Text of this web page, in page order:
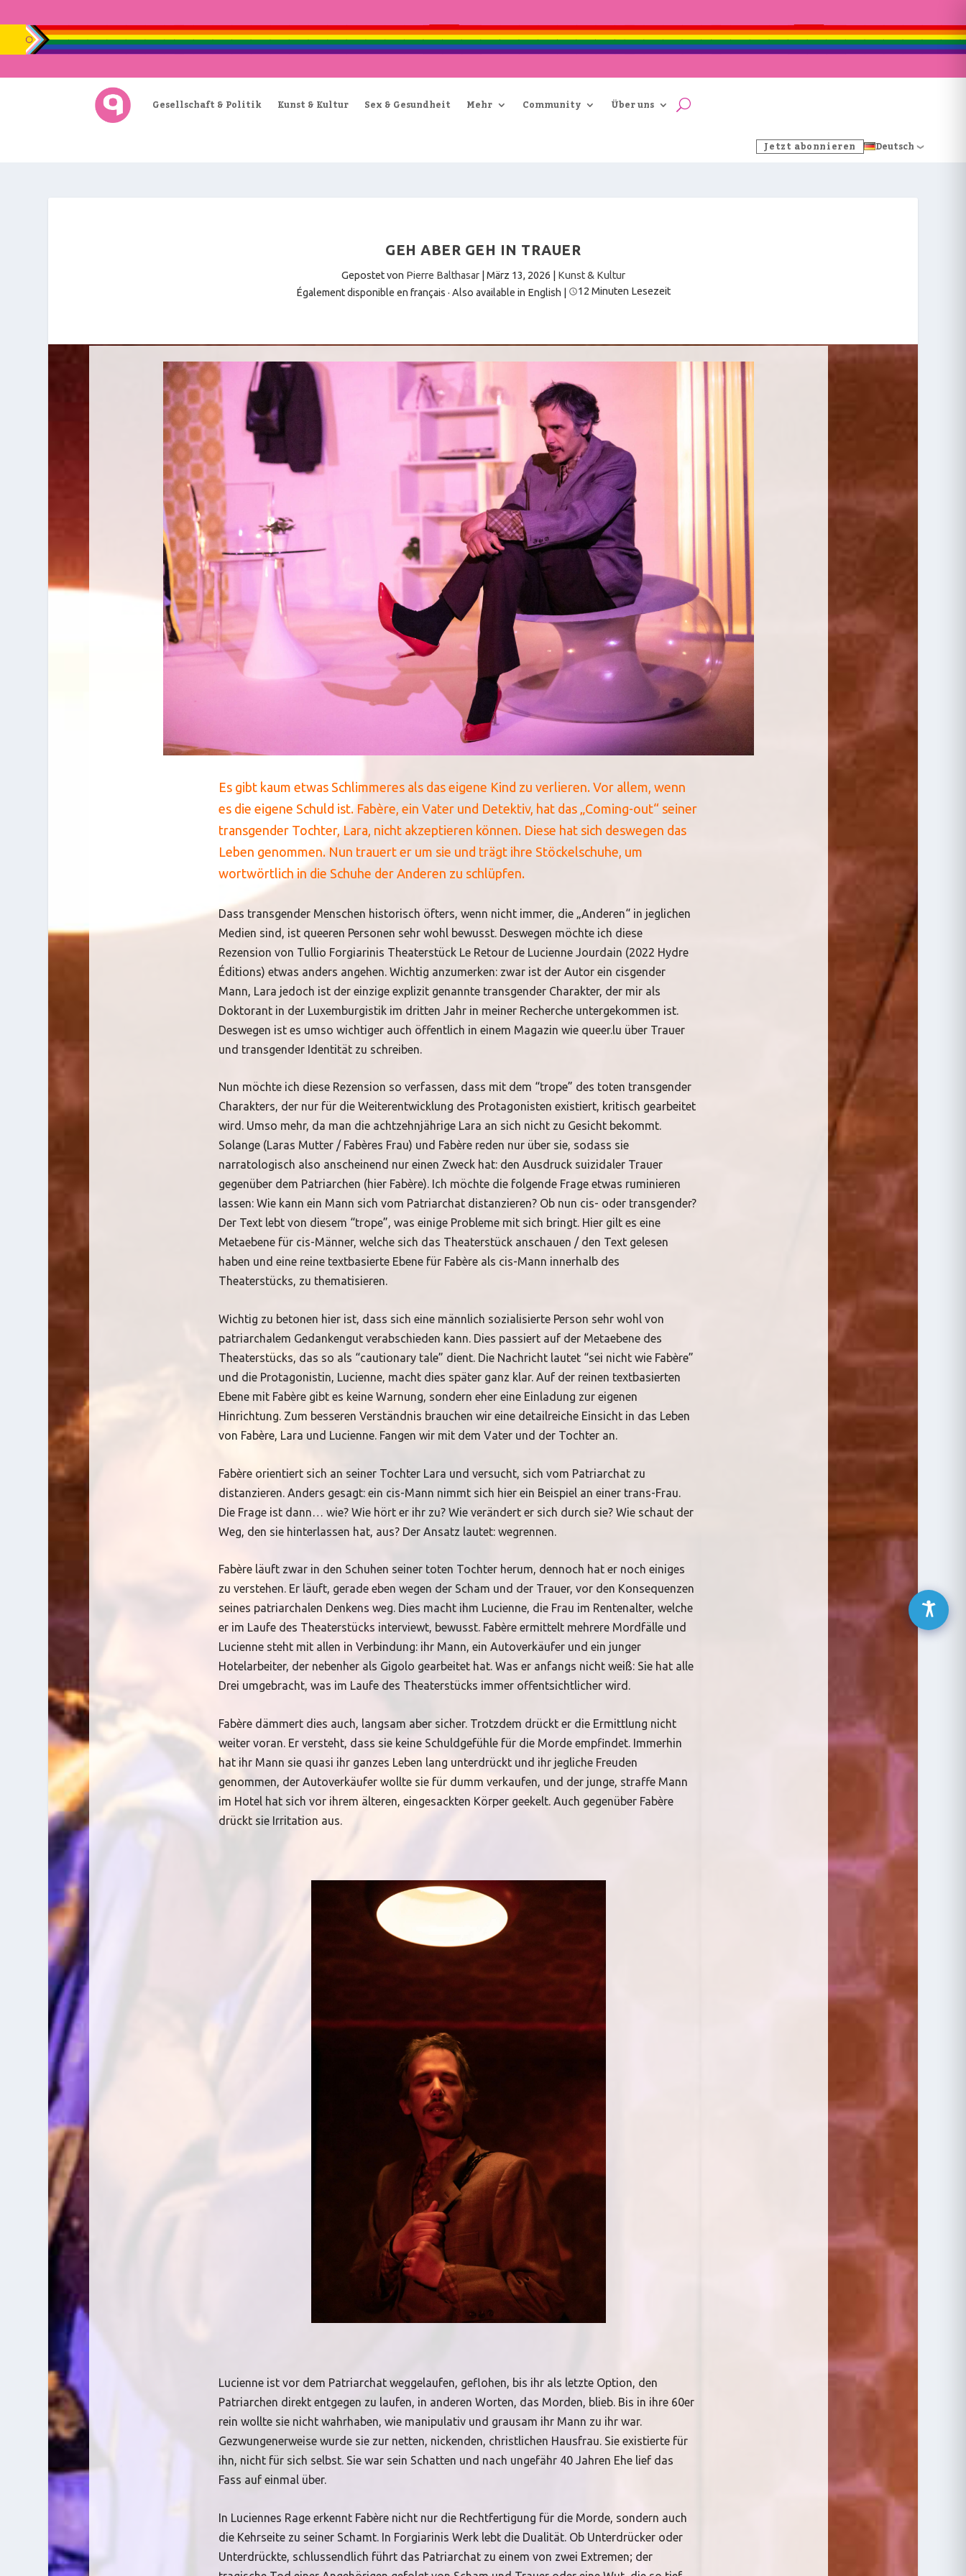
Gesellschaft & Politik Kunst & Kultur Sex & Gesundheit Mehr Community Über uns
Jetzt abonnieren Deutsch
GEH ABER GEH IN TRAUER
Gepostet von Pierre Balthasar| März 13, 2026 | Kunst & Kultur
Également disponible en français · Also available in English | 12 Minuten Lesezeit
Es gibt kaum etwas Schlimmeres als das eigene Kind zu verlieren. Vor allem, wenn
es die eigene Schuld ist. Fabère, ein Vater und Detektiv, hat das „Coming-out“ seiner
transgender Tochter, Lara, nicht akzeptieren können. Diese hat sich deswegen das
Leben genommen. Nun trauert er um sie und trägt ihre Stöckelschuhe, um
wortwörtlich in die Schuhe der Anderen zu schlüpfen.
Dass transgender Menschen historisch öfters, wenn nicht immer, die „Anderen“ in jeglichen
Medien sind, ist queeren Personen sehr wohl bewusst. Deswegen möchte ich diese
Rezension von Tullio Forgiarinis Theaterstück Le Retour de Lucienne Jourdain (2022 Hydre
Éditions) etwas anders angehen. Wichtig anzumerken: zwar ist der Autor ein cisgender
Mann, Lara jedoch ist der einzige explizit genannte transgender Charakter, der mir als
Doktorant in der Luxemburgistik im dritten Jahr in meiner Recherche untergekommen ist.
Deswegen ist es umso wichtiger auch öffentlich in einem Magazin wie queer.lu über Trauer
und transgender Identität zu schreiben.
Nun möchte ich diese Rezension so verfassen, dass mit dem “trope” des toten transgender
Charakters, der nur für die Weiterentwicklung des Protagonisten existiert, kritisch gearbeitet
wird. Umso mehr, da man die achtzehnjährige Lara an sich nicht zu Gesicht bekommt.
Solange (Laras Mutter / Fabères Frau) und Fabère reden nur über sie, sodass sie
narratologisch also anscheinend nur einen Zweck hat: den Ausdruck suizidaler Trauer
gegenüber dem Patriarchen (hier Fabère). Ich möchte die folgende Frage etwas ruminieren
lassen: Wie kann ein Mann sich vom Patriarchat distanzieren? Ob nun cis- oder transgender?
Der Text lebt von diesem “trope”, was einige Probleme mit sich bringt. Hier gilt es eine
Metaebene für cis-Männer, welche sich das Theaterstück anschauen / den Text gelesen
haben und eine reine textbasierte Ebene für Fabère als cis-Mann innerhalb des
Theaterstücks, zu thematisieren.
Wichtig zu betonen hier ist, dass sich eine männlich sozialisierte Person sehr wohl von
patriarchalem Gedankengut verabschieden kann. Dies passiert auf der Metaebene des
Theaterstücks, das so als “cautionary tale” dient. Die Nachricht lautet “sei nicht wie Fabère”
und die Protagonistin, Lucienne, macht dies später ganz klar. Auf der reinen textbasierten
Ebene mit Fabère gibt es keine Warnung, sondern eher eine Einladung zur eigenen
Hinrichtung. Zum besseren Verständnis brauchen wir eine detailreiche Einsicht in das Leben
von Fabère, Lara und Lucienne. Fangen wir mit dem Vater und der Tochter an.
Fabère orientiert sich an seiner Tochter Lara und versucht, sich vom Patriarchat zu
distanzieren. Anders gesagt: ein cis-Mann nimmt sich hier ein Beispiel an einer trans-Frau.
Die Frage ist dann… wie? Wie hört er ihr zu? Wie verändert er sich durch sie? Wie schaut der
Weg, den sie hinterlassen hat, aus? Der Ansatz lautet: wegrennen.
Fabère läuft zwar in den Schuhen seiner toten Tochter herum, dennoch hat er noch einiges
zu verstehen. Er läuft, gerade eben wegen der Scham und der Trauer, vor den Konsequenzen
seines patriarchalen Denkens weg. Dies macht ihm Lucienne, die Frau im Rentenalter, welche
er im Laufe des Theaterstücks interviewt, bewusst. Fabère ermittelt mehrere Mordfälle und
Lucienne steht mit allen in Verbindung: ihr Mann, ein Autoverkäufer und ein junger
Hotelarbeiter, der nebenher als Gigolo gearbeitet hat. Was er anfangs nicht weiß: Sie hat alle
Drei umgebracht, was im Laufe des Theaterstücks immer offentsichtlicher wird.
Fabère dämmert dies auch, langsam aber sicher. Trotzdem drückt er die Ermittlung nicht
weiter voran. Er versteht, dass sie keine Schuldgefühle für die Morde empfindet. Immerhin
hat ihr Mann sie quasi ihr ganzes Leben lang unterdrückt und ihr jegliche Freuden
genommen, der Autoverkäufer wollte sie für dumm verkaufen, und der junge, straffe Mann
im Hotel hat sich vor ihrem älteren, eingesackten Körper geekelt. Auch gegenüber Fabère
drückt sie Irritation aus.
Lucienne ist vor dem Patriarchat weggelaufen, geflohen, bis ihr als letzte Option, den
Patriarchen direkt entgegen zu laufen, in anderen Worten, das Morden, blieb. Bis in ihre 60er
rein wollte sie nicht wahrhaben, wie manipulativ und grausam ihr Mann zu ihr war.
Gezwungenerweise wurde sie zur netten, nickenden, christlichen Hausfrau. Sie existierte für
ihn, nicht für sich selbst. Sie war sein Schatten und nach ungefähr 40 Jahren Ehe lief das
Fass auf einmal über.
In Luciennes Rage erkennt Fabère nicht nur die Rechtfertigung für die Morde, sondern auch
die Kehrseite zu seiner Schamt. In Forgiarinis Werk lebt die Dualität. Ob Unterdrücker oder
Unterdrückte, schlussendlich führt das Patriarchat zu einem von zwei Extremen; der